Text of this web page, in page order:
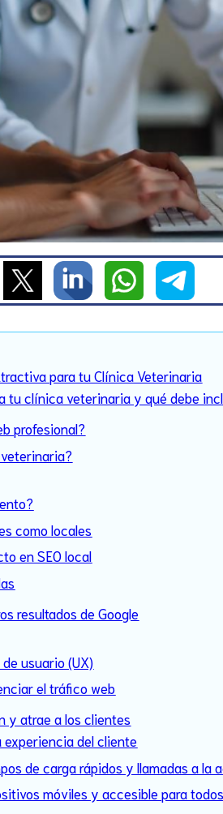
para tu Clínica Veterinaria
tu clínica veterinaria y qué debe
profesional?
como locales
en SEO local
resultados de Google
usuario (UX)
el tráfico web
y atrae a los clientes
experiencia del cliente
de carga rápidos y llamadas a la
móviles y accesible para